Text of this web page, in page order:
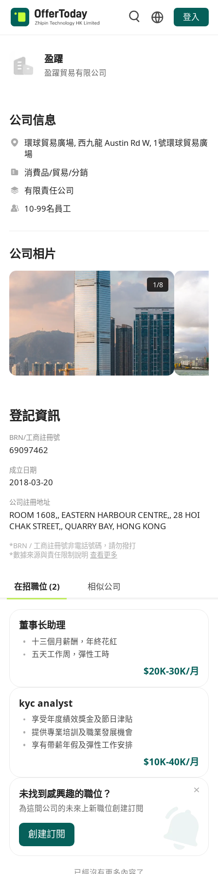
登入
盈躍
盈躍貿易有限公司
公司信息
環球貿易廣場, 西九龍 Austin Rd W, 1號環球貿易廣
場
消費品/貿易/分銷
有限責任公司
10-99名員工
公司相片
1/8
登記資訊
BRN/工商註冊號
69097462
成立日期
2018-03-20
公司註冊地址
ROOM 1608,, EASTERN HARBOUR CENTRE,, 28 HOI
CHAK STREET,, QUARRY BAY, HONG KONG
*BRN / 工商註冊號非電話號碼，請勿撥打
*數據來源與責任限制說明 查看更多
在招職位 (2) 相似公司
董事长助理
十三個月薪酬，年終花紅
五天工作周，彈性工時
$20K-30K/月
kyc analyst
享受年度績效獎金及節日津貼
提供專業培訓及職業發展機會
享有帶薪年假及彈性工作安排
$10K-40K/月
未找到感興趣的職位？
為這間公司的未來上新職位創建訂閱
創建訂閱